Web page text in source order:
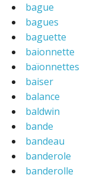
bague
bagues
baguette
baionnette
baïonnettes
baiser
balance
baldwin
bande
bandeau
banderole
banderolle